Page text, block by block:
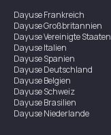
DayuseFrankreich
DayuseGroßbritannien
DayuseVereinigte Staaten
DayuseItalien
DayuseSpanien
DayuseDeutschland
DayuseBelgien
DayuseSchweiz
DayuseBrasilien
DayuseNiederlande